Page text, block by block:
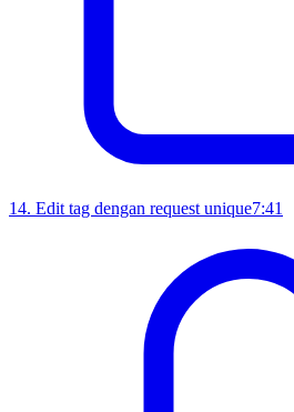
14. Edit tag dengan request unique7:41